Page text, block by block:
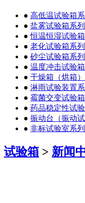
● 高低温试验箱系
● 盐雾试验箱系列
●恒温恒湿试验
● 老化试验箱系列
● 砂尘试验箱系列
● 温度冲击试验
● 干燥箱（烘箱
● 淋雨试验装置系
● 霉菌交变试验
● 药品稳定性试
● 振动台（振动
● 非标试验室系列
试验箱 > 新闻